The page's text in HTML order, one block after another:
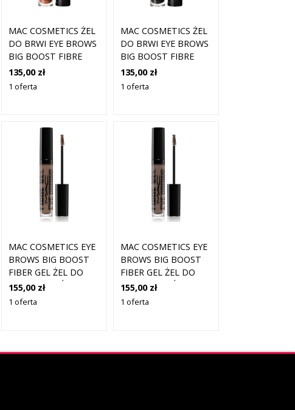
MAC COSMETICS ŻEL
DO BRWI EYE BROWS
BIG BOOST FIBRE
GEL 12 PENNY
135,00 zł
1 oferta
MAC COSMETICS ŻEL
DO BRWI EYE BROWS
BIG BOOST FIBRE
GEL 15 ONYX
135,00 zł
1 oferta
MAC COSMETICS EYE
BROWS BIG BOOST
FIBER GEL ŻEL DO
BRWI ODCIEŃ
STYLIZED 4,1 G
155,00 zł
1 oferta
MAC COSMETICS EYE
BROWS BIG BOOST
FIBER GEL ŻEL DO
BRWI ODCIEŃ TAUPE
4,1 G
155,00 zł
1 oferta